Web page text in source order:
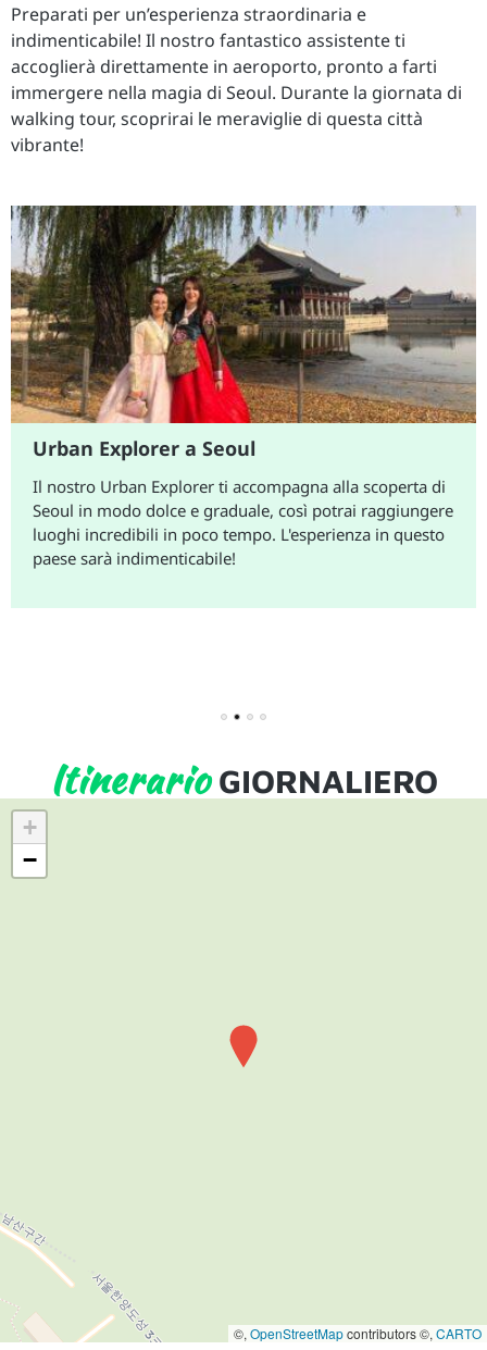
Preparati per un’esperienza straordinaria e
indimenticabile! Il nostro fantastico assistente ti
accoglierà direttamente in aeroporto, pronto a farti
immergere nella magia di Seoul. Durante la giornata di
walking tour, scoprirai le meraviglie di questa città
vibrante!
Urban Explorer a Seoul
Il nostro Urban Explorer ti accompagna alla scoperta di
Seoul in modo dolce e graduale, così potrai raggiungere
luoghi incredibili in poco tempo. L'esperienza in questo
paese sarà indimenticabile!
ItinerarioGIORNALIERO
+
−
©, OpenStreetMapcontributors ©, CARTO